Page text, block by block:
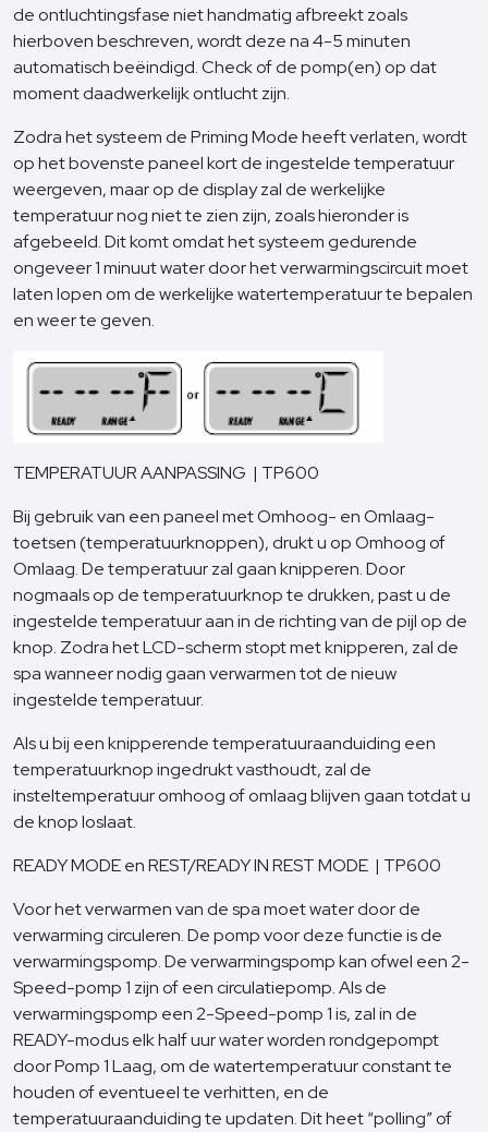
de ontluchtingsfase niet handmatig afbreekt zoals
hierboven beschreven, wordt deze na 4-5 minuten
automatisch beëindigd. Check of de pomp(en) op dat
moment daadwerkelijk ontlucht zijn.
Zodra het systeem de Priming Mode heeft verlaten, wordt
op het bovenste paneel kort de ingestelde temperatuur
weergeven, maar op de display zal de werkelijke
temperatuur nog niet te zien zijn, zoals hieronder is
afgebeeld. Dit komt omdat het systeem gedurende
ongeveer 1 minuut water door het verwarmingscircuit moet
laten lopen om de werkelijke watertemperatuur te bepalen
en weer te geven.
TEMPERATUUR AANPASSING | TP600
Bij gebruik van een paneel met Omhoog- en Omlaag-
toetsen (temperatuurknoppen), drukt u op Omhoog of
Omlaag. De temperatuur zal gaan knipperen. Door
nogmaals op de temperatuurknop te drukken, past u de
ingestelde temperatuur aan in de richting van de pijl op de
knop. Zodra het LCD-scherm stopt met knipperen, zal de
spa wanneer nodig gaan verwarmen tot de nieuw
ingestelde temperatuur.
Als u bij een knipperende temperatuuraanduiding een
temperatuurknop ingedrukt vasthoudt, zal de
insteltemperatuur omhoog of omlaag blijven gaan totdat u
de knop loslaat.
READY MODE en REST/READY IN REST MODE | TP600
Voor het verwarmen van de spa moet water door de
verwarming circuleren. De pomp voor deze functie is de
verwarmingspomp. De verwarmingspomp kan ofwel een 2-
Speed-pomp 1 zijn of een circulatiepomp. Als de
verwarmingspomp een 2-Speed-pomp 1 is, zal in de
READY-modus elk half uur water worden rondgepompt
door Pomp 1 Laag, om de watertemperatuur constant te
houden of eventueel te verhitten, en de
temperatuuraanduiding te updaten. Dit heet “polling” of